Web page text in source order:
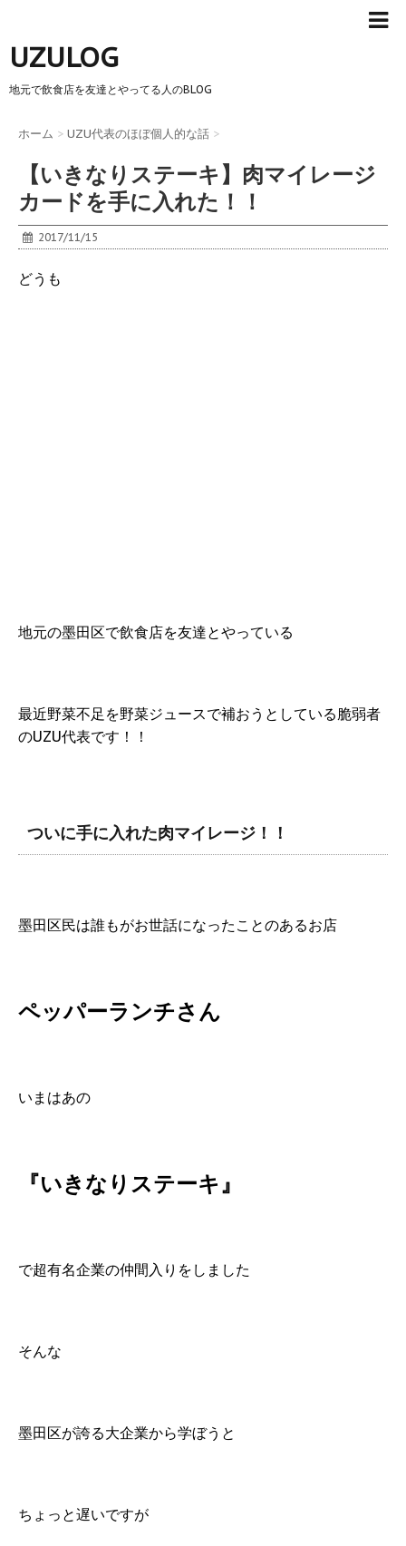
UZULOG
地元で飲食店を友達とやってる人のBLOG
ホーム > UZU代表のほぼ個人的な話 >
【いきなりステーキ】肉マイレージ
カードを手に入れた！！
2017/11/15
どうも
地元の墨田区で飲食店を友達とやっている
最近野菜不足を野菜ジュースで補おうとしている脆弱者
のUZU代表です！！
ついに手に入れた肉マイレージ！！
墨田区民は誰もがお世話になったことのあるお店
ペッパーランチさん
いまはあの
『いきなりステーキ』
で超有名企業の仲間入りをしました
そんな
墨田区が誇る大企業から学ぼうと
ちょっと遅いですが